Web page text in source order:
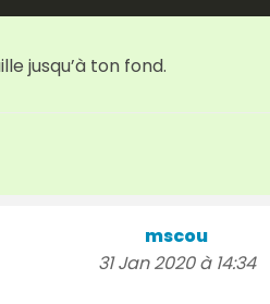
jusqu’à ton fond.
mscou
31 Jan 2020 à 14:34